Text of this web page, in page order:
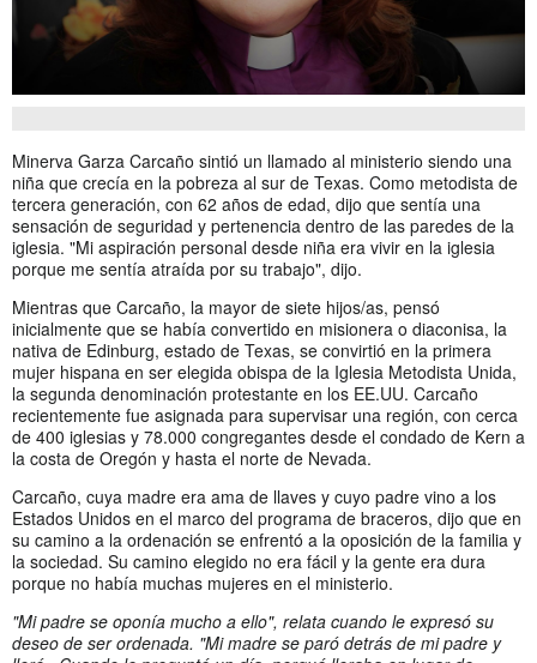
Minerva Garza Carcaño sintió un llamado al ministerio siendo una
niña que crecía en la pobreza al sur de Texas. Como metodista de
tercera generación, con 62 años de edad, dijo que sentía una
sensación de seguridad y pertenencia dentro de las paredes de la
iglesia. "Mi aspiración personal desde niña era vivir en la iglesia
porque me sentía atraída por su trabajo", dijo.
Mientras que Carcaño, la mayor de siete hijos/as, pensó
inicialmente que se había convertido en misionera o diaconisa, la
nativa de Edinburg, estado de Texas, se convirtió en la primera
mujer hispana en ser elegida obispa de la Iglesia Metodista Unida,
la segunda denominación protestante en los EE.UU. Carcaño
recientemente fue asignada para supervisar una región, con cerca
de 400 iglesias y 78.000 congregantes desde el condado de Kern a
la costa de Oregón y hasta el norte de Nevada.
Carcaño, cuya madre era ama de llaves y cuyo padre vino a los
Estados Unidos en el marco del programa de braceros, dijo que en
su camino a la ordenación se enfrentó a la oposición de la familia y
la sociedad. Su camino elegido no era fácil y la gente era dura
porque no había muchas mujeres en el ministerio.
"Mi padre se oponía mucho a ello", relata cuando le expresó su
deseo de ser ordenada. "Mi madre se paró detrás de mi padre y